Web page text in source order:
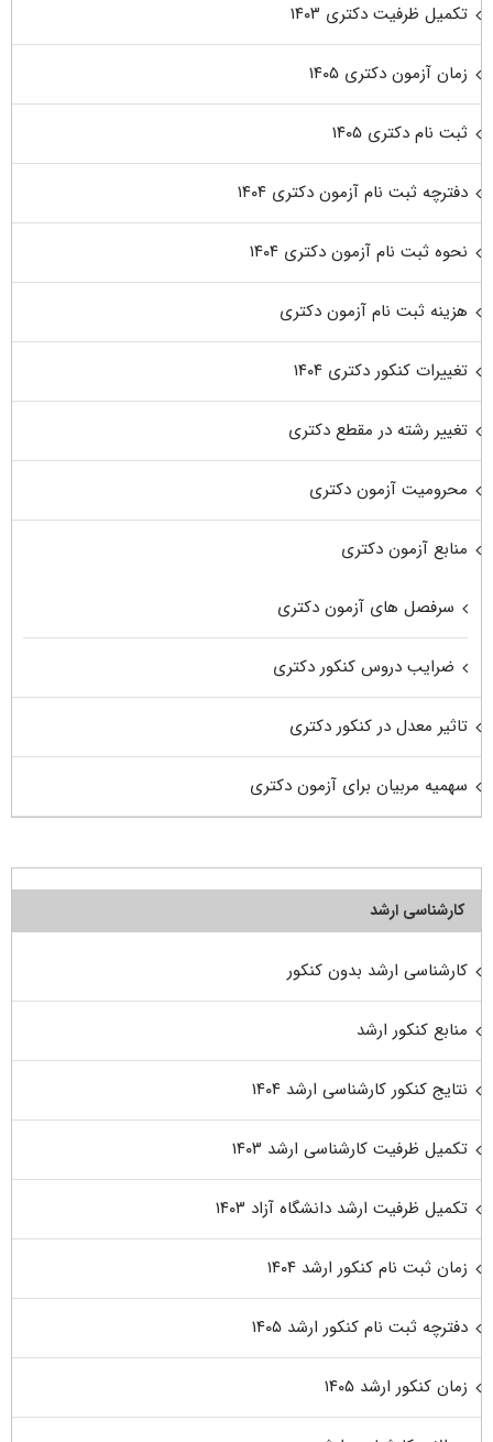
تکمیل ظرفیت دکتری ۱۴۰۳
زمان آزمون دکتری ۱۴۰۵
ثبت نام دکتری ۱۴۰۵
دفترچه ثبت نام آزمون دکتری ۱۴۰۴
نحوه ثبت نام آزمون دکتری ۱۴۰۴
هزینه ثبت نام آزمون دکتری
تغییرات کنکور دکتری ۱۴۰۴
تغییر رشته در مقطع دکتری
محرومیت آزمون دکتری
منابع آزمون دکتری
سرفصل های آزمون دکتری
ضرایب دروس کنکور دکتری
تاثیر معدل در کنکور دکتری
سهمیه مربیان برای آزمون دکتری
کارشناسی ارشد
کارشناسی ارشد بدون کنکور
منابع کنکور ارشد
نتایج کنکور کارشناسی ارشد ۱۴۰۴
تکمیل ظرفیت کارشناسی ارشد ۱۴۰۳
تکمیل ظرفیت ارشد دانشگاه آزاد ۱۴۰۳
زمان ثبت نام کنکور ارشد ۱۴۰۴
دفترچه ثبت نام کنکور ارشد ۱۴۰۵
زمان کنکور ارشد ۱۴۰۵